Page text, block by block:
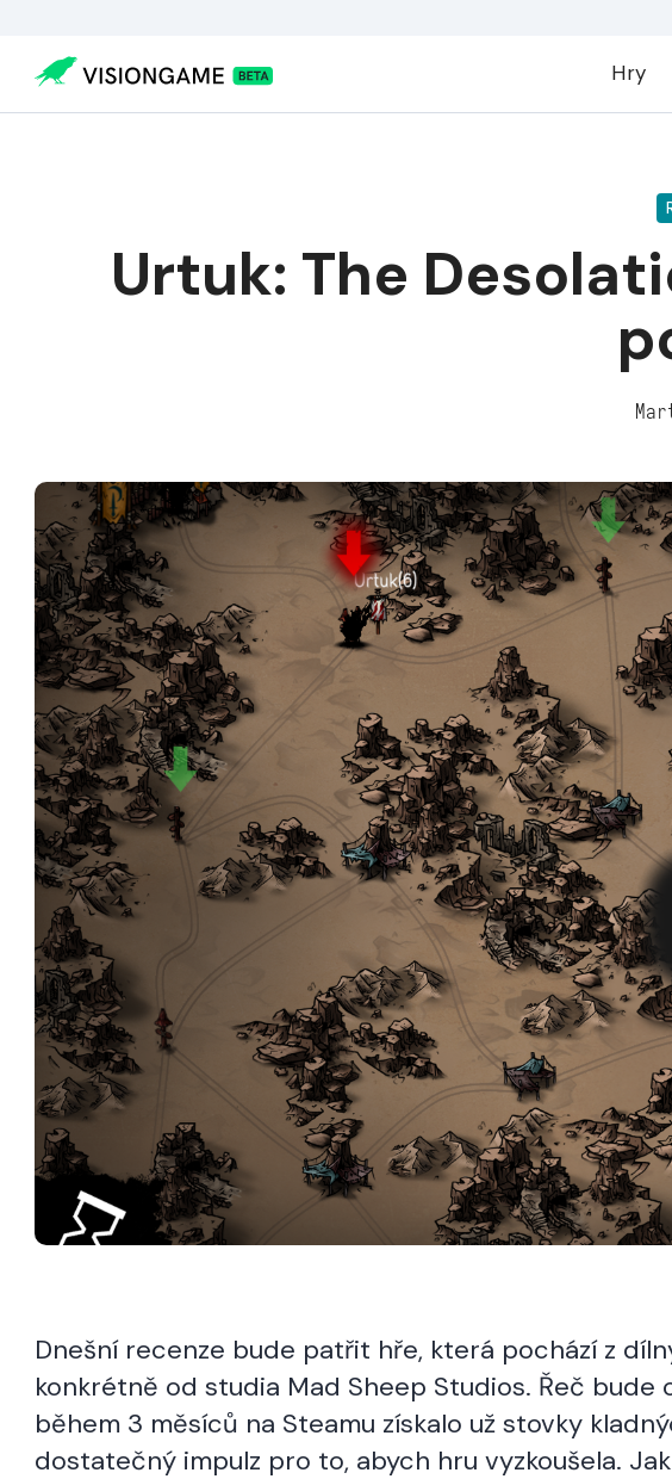
Hry
Urtuk: The
Dnešní recenze bude patřit hře, která pochází z
konkrétně od studia Mad Sheep Studios. Řeč bude
během 3 měsíců na Steamu získalo už stovky
dostatečný impulz pro to, abych hru vyzkoušela.